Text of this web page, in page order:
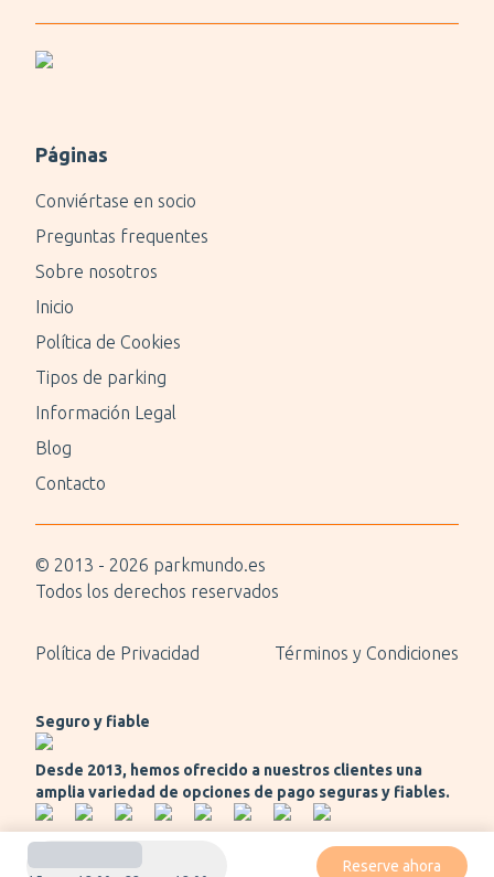
Reserve ahora
Páginas
Conviértase en socio
Preguntas frequentes
Sobre nosotros
Inicio
Política de Cookies
Tipos de parking
Información Legal
Blog
Contacto
© 2013 - 2026 parkmundo.es
Todos los derechos reservados
Política de Privacidad Términos y Condiciones
Seguro y fiable
Desde 2013, hemos ofrecido a nuestros clientes una
amplia variedad de opciones de pago seguras y fiables.